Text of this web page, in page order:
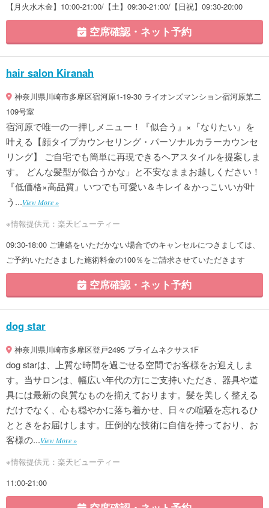
【月火水木金】10:00-21:00/【土】09:30-21:00/【日祝】09:30-20:00
空席確認・ネット予約
hair salon Kiranah
神奈川県川崎市多摩区宿河原1-19-30 ライオンズマンション宿河原第二
109号室
宿河原で唯一の一押しメニュー！『似合う』×『なりたい』を
叶える【顔タイプカウンセリング・パーソナルカラーカウンセ
リング】 ご自宅でも簡単に再現できるヘアスタイルを提案しま
す。 どんな髪型が似合うかな」と不安なままお越しください！
『低価格×高品質』いつでも可愛い＆キレイ＆かっこいいが叶
う...View More »
※情報提供元：楽天ビューティー
09:30-18:00 ご連絡をいただかない場合でのキャンセルにつきましては、
ご予約いただきました施術料金の100％をご請求させていただきます
空席確認・ネット予約
dog star
神奈川県川崎市多摩区登戸2495 プライムネクサス1F
dog starは、上質な時間を過ごせる空間でお客様をお迎えしま
す。当サロンは、幅広い年代の方にご支持いただき、器具や道
具には最新の良質なものを揃えております。髪を美しく整える
だけでなく、心も穏やかに落ち着かせ、日々の喧騒を忘れるひ
とときをお届けします。圧倒的な技術に自信を持っており、お
客様の...View More »
※情報提供元：楽天ビューティー
11:00-21:00